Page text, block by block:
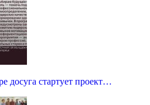
досуга стартует проект…